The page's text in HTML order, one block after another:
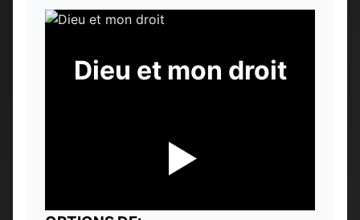
Dieu et mon droit